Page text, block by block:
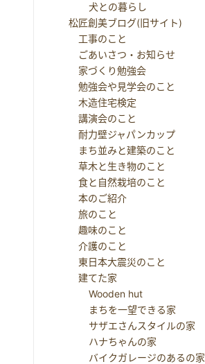
犬との暮らし
松匠創美ブログ(旧サイト)
工事のこと
ごあいさつ・お知らせ
家づくり勉強会
勉強会や見学会のこと
木造住宅検定
講演会のこと
耐力壁ジャパンカップ
まち並みと建築のこと
草木と生き物のこと
食と自然栽培のこと
本のご紹介
旅のこと
趣味のこと
介護のこと
東日本大震災のこと
建てた家
Wooden hut
まちを一望できる家
サザエさんスタイルの家
ハナちゃんの家
バイクガレージのあるの家